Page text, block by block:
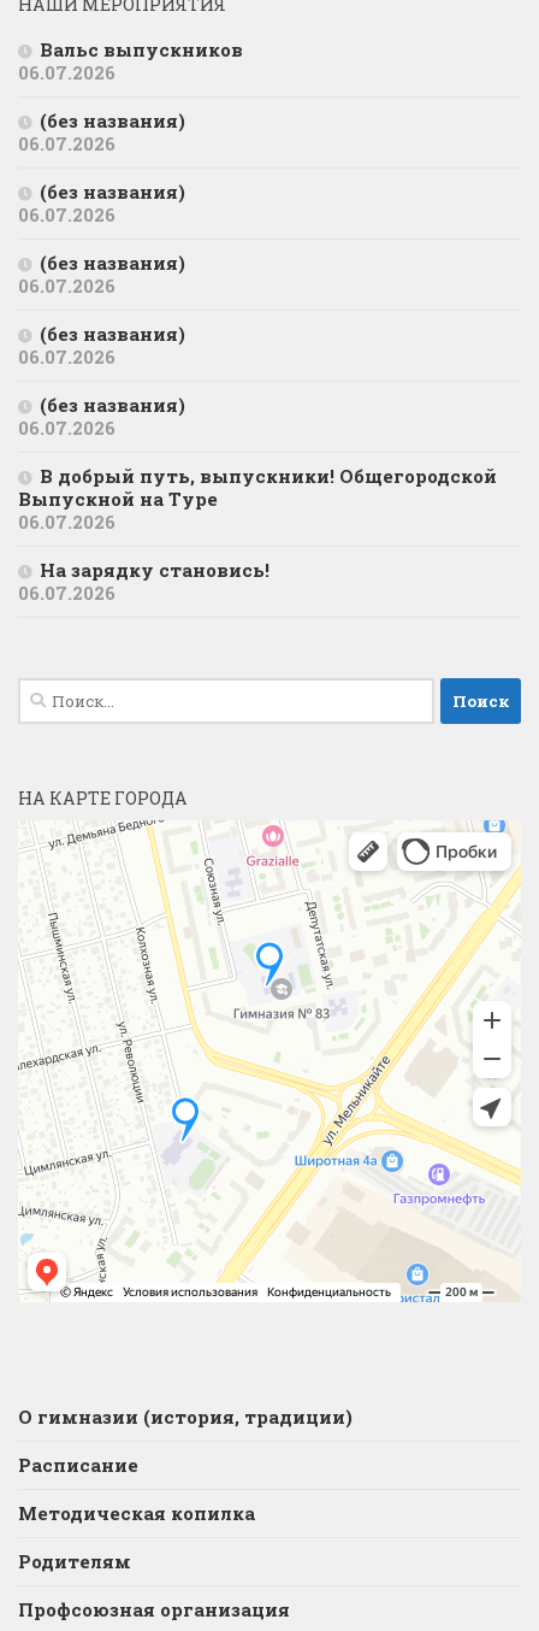
Вальс выпускников
06.07.2026
(без названия)
06.07.2026
(без названия)
06.07.2026
(без названия)
06.07.2026
(без названия)
06.07.2026
(без названия)
06.07.2026
В добрый путь, выпускники! Общегородской
Выпускной на Туре
06.07.2026
На зарядку становись!
06.07.2026
Найти:
НА КАРТЕ ГОРОДА
О гимназии (история, традиции)
Расписание
Методическая копилка
Родителям
Профсоюзная организация